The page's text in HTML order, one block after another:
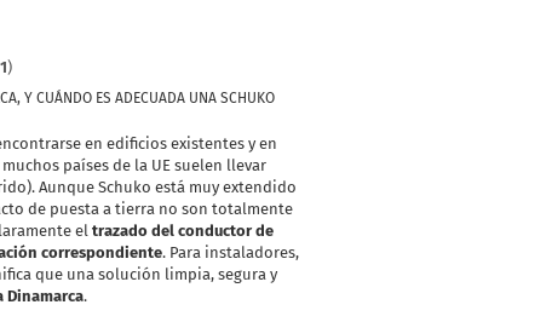
1)
Y CUÁNDO ES ADECUADA UNA SCHUKO
en edificios existentes y en
países de la UE suelen llevar
Aunque Schuko está muy extendido
de puesta a tierra no son totalmente
eltrazado del conductor de
correspondiente. Para instaladores,
que una solución limpia, segura y
Dinamarca.